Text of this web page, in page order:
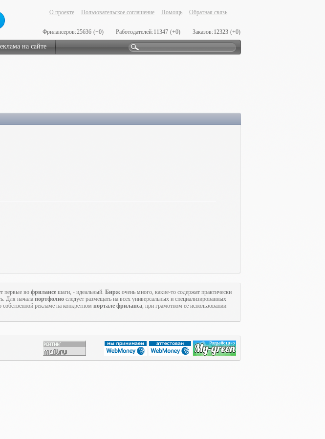
О проекте Пользовательское соглашение Помощь Обратная связь
Фрилансеров:25636 (+0) Работодателей:11347 (+0) Заказов:12323 (+0)
на сайте
первые во фрилансе шаги, - идеальный. Бирж очень много, какие-то содержат практически
Для начала портфолио следует размещать на всех универсальных и специализированных
рекламе на конкретном портале фриланса, при грамотном её использовании